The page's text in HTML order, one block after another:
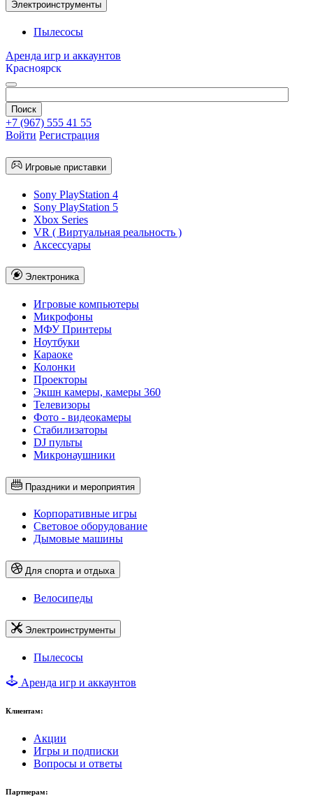
Электроинструменты
Пылесосы
Аренда игр и аккаунтов
Красноярск
+7 (967) 555 41 55
Войти Регистрация
Игровые приставки
Sony PlayStation 4
Sony PlayStation 5
Xbox Series
VR ( Виртуальная реальность )
Аксессуары
Электроника
Игровые компьютеры
Микрофоны
МФУ Принтеры
Ноутбуки
Караоке
Колонки
Проекторы
Экшн камеры, камеры 360
Телевизоры
Фото - видеокамеры
Стабилизаторы
DJ пульты
Микронаушники
Праздники и мероприятия
Корпоративные игры
Световое оборудование
Дымовые машины
Для спорта и отдыха
Велосипеды
Электроинструменты
Пылесосы
Аренда игр и аккаунтов
Клиентам:
Акции
Игры и подписки
Вопросы и ответы
Партнерам: